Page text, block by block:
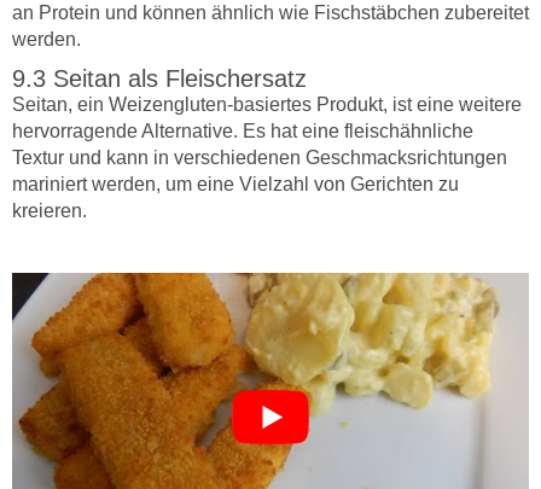
an Protein und können ähnlich wie Fischstäbchen zubereitet
werden.
Seitan als Fleischersatz
Seitan, ein Weizengluten-basiertes Produkt, ist eine weitere
hervorragende Alternative. Es hat eine fleischähnliche
Textur und kann in verschiedenen Geschmacksrichtungen
mariniert werden, um eine Vielzahl von Gerichten zu
kreieren.